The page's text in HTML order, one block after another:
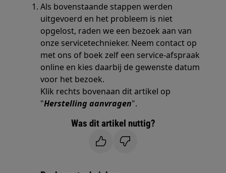
Als bovenstaande stappen werden
uitgevoerd en het probleem is niet
opgelost, raden we een bezoek aan van
onze servicetechnieker. Neem contact op
met ons of boek zelf een service-afspraak
online en kies daarbij de gewenste datum
voor het bezoek.
Klik rechts bovenaan dit artikel op
"Herstelling aanvragen".
Was dit artikel nuttig?